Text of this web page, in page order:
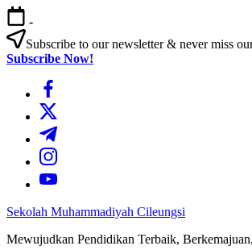
Skip
to
content
-
Subscribe to our newsletter & never miss
Subscribe Now!
https://www.facebook.com/
https://twitter.com/
https://t.me/
https://www.instagram.com/
https://youtube.com/
Sekolah Muhammadiyah Cileungsi
Mewujudkan Pendidikan Terbaik,